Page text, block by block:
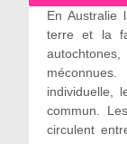
En Australie
terre et la
individuelle,
commun.
circulent